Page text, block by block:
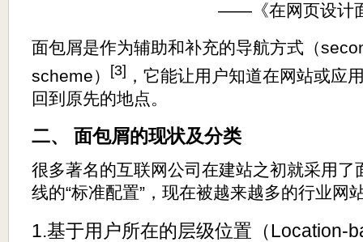
——《在网页设计
面包屑是作为辅助和补充的导航方式（
scheme）
[3] ，它能让用户知道在网站或应
回到原先的地点。
二、 面包屑的现状及分类
很多著名的互联网公司在建站之初就采用了
线的“标准配置”，现在被越来越多的行业网
1.基于用户所在的层级位置（Location-